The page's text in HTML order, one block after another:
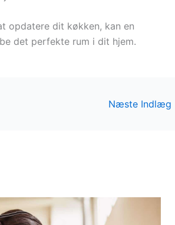
opdatere dit køkken, kan en
det perfekte rum i dit hjem.
Næste Indlæg